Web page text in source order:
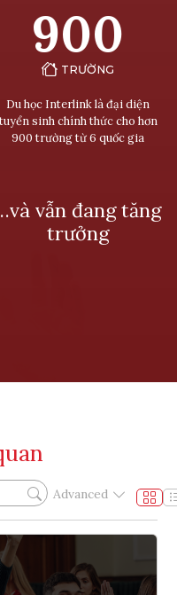
900
TRƯỜNG
Du học Interlink là đại diện
sinh chính thức cho hơn
900 trường từ 6 quốc gia
vẫn đang tăng
trưởng
Advanced